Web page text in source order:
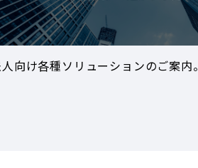
向け各種ソリューションのご案内。